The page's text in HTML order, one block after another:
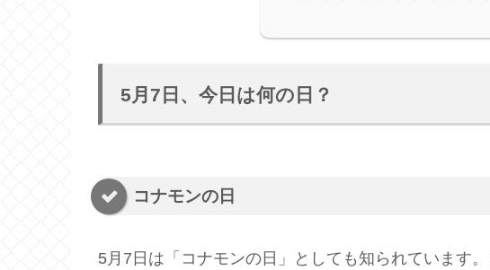
5月7日、今日は何の日？
コナモンの日
5月7日は「コナモンの日」としても知られています